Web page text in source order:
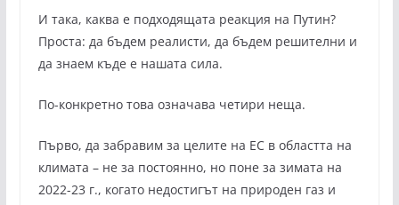
И така, каква е подходящата реакция на Путин?
Проста: да бъдем реалисти, да бъдем решителни и
да знаем къде е нашата сила.
По-конкретно това означава четири неща.
Първо, да забравим за целите на ЕС в областта на
климата – не за постоянно, но поне за зимата на
2022-23 г., когато недостигът на природен газ и